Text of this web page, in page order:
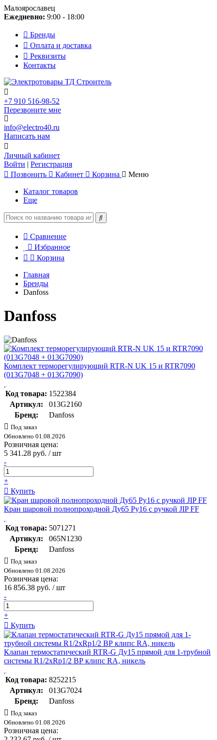
Малоярославец
Ежедневно: 9:00 - 18:00
Бренды
Оплата и доставка
Реквизиты
Контакты
+7 910 516-98-52
Перезвоните мне
info@electro40.ru
Написать нам
Личный кабинет
Войти | Регистрация
Позвонить
Кабинет Корзина Меню
Каталог товаров
Еще
Сравнение
Избранное
Корзина
Главная
Бренды
Danfoss
Danfoss
Комплект терморегулирующий RTR-N UK 15 и RTR7090
(013G7048 + 013G7090)
Код товара: 1522384
Артикул:
013G2160
Бренд:
Danfoss
Под заказ
Обновлено 01.08.2026
Розничная цена:
5 341.28 руб. / шт
-
+
Купить
Кран шаровой полнопроходной Ду65 Ру16 с ручкой JIP FF
Код товара: 5071271
Артикул:
065N1230
Бренд:
Danfoss
Под заказ
Обновлено 01.08.2026
Розничная цена:
16 856.38 руб. / шт
-
+
Купить
Клапан термостатический RTR-G Ду15 прямой для 1-трубной
системы R1/2xRp1/2 ВР клипс RA, никель
Код товара: 8252215
Артикул:
013G7024
Бренд:
Danfoss
Под заказ
Обновлено 01.08.2026
Розничная цена: